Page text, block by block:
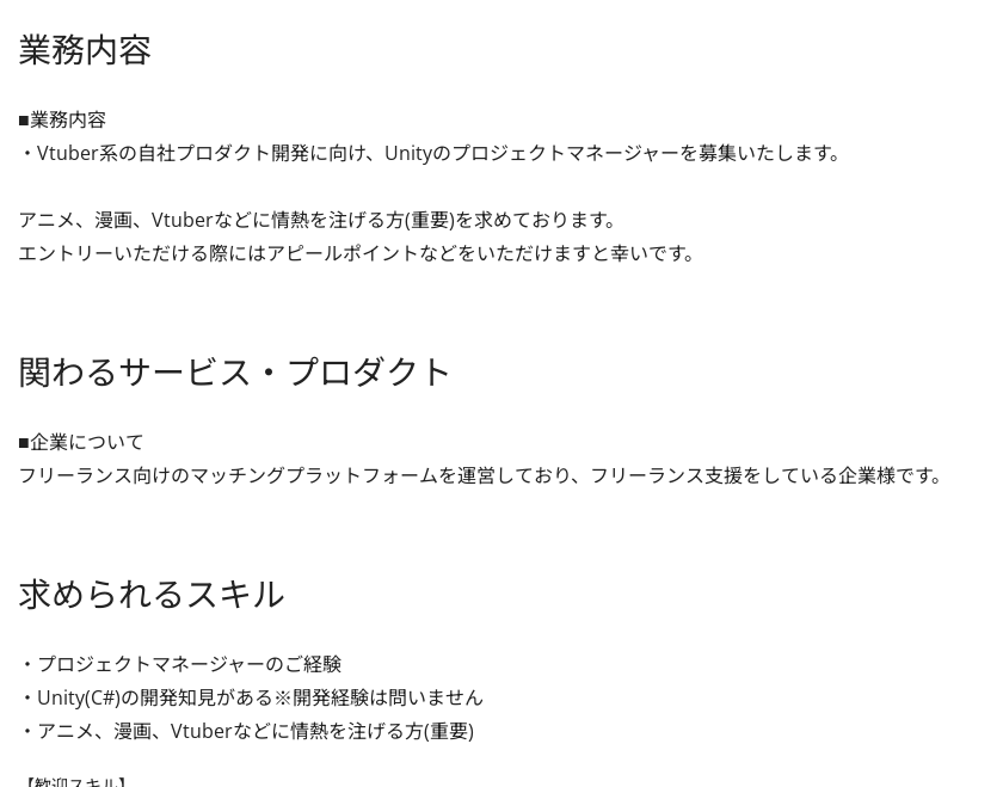
業務内容
■業務内容
・Vtuber系の自社プロダクト開発に向け、Unityのプロジェクトマネージャーを募集いたします。
アニメ、漫画、Vtuberなどに情熱を注げる方(重要)を求めております。
エントリーいただける際にはアピールポイントなどをいただけますと幸いです。
関わるサービス・プロダクト
■企業について
フリーランス向けのマッチングプラットフォームを運営しており、フリーランス支援をしている企業様です。
求められるスキル
・プロジェクトマネージャーのご経験
・Unity(C#)の開発知見がある※開発経験は問いません
・アニメ、漫画、Vtuberなどに情熱を注げる方(重要)